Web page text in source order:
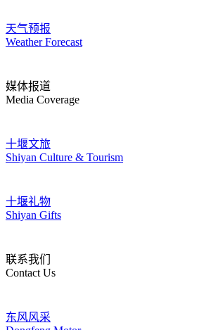
天气预报
Weather Forecast
媒体报道
Media Coverage
十堰文旅
Shiyan Culture & Tourism
十堰礼物
Shiyan Gifts
联系我们
Contact Us
东风风采